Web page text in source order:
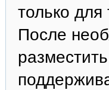
только для
После